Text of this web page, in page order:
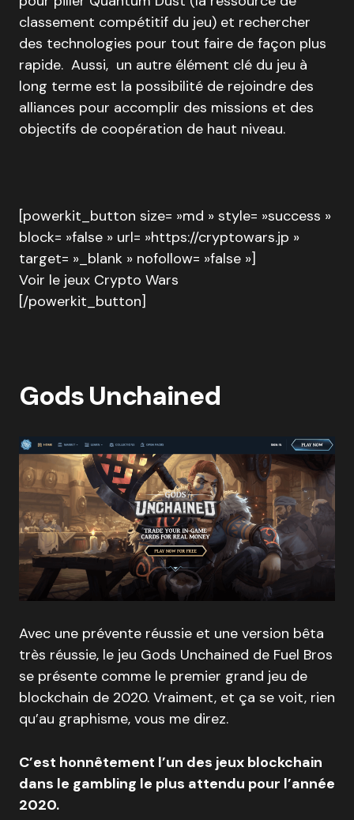
classement compétitif du jeu) et rechercher
des technologies pour tout faire de façon plus
rapide. Aussi, un autre élément clé du jeu à
long terme est la possibilité de rejoindre des
alliances pour accomplir des missions et des
objectifs de coopération de haut niveau.
[powerkit_button size= »md » style= »success »
block= »false » url= »https://cryptowars.jp »
target= »_blank » nofollow= »false »]
Voir le jeux Crypto Wars
[/powerkit_button]
Gods Unchained
Avec une prévente réussie et une version bêta
très réussie, le jeu Gods Unchained de Fuel Bros
se présente comme le premier grand jeu de
blockchain de 2020. Vraiment, et ça se voit, rien
qu’au graphisme, vous me direz.
C’est honnêtement l’un des jeux blockchain
dans le gambling le plus attendu pour l’année
2020.